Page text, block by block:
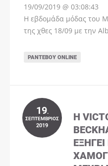
19/09/2019 @ 03:08:43
Η εβδομάδα μόδας του
της χθες 18/09 με την
ΡΑΝΤΕΒΟΎ ONLINE
19.
ΣΕΠΤΈΜΒΡΙΟΣ
2019
Η